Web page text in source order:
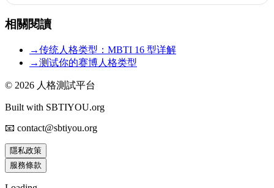
相關閱讀
→传统人格类型：MBTI 16 型详解
→测试你的赛博人格类型
© 2026 人格測試平台
Built with SBTIYOU.org
📧 contact@sbtiyou.org
隱私政策
服務條款